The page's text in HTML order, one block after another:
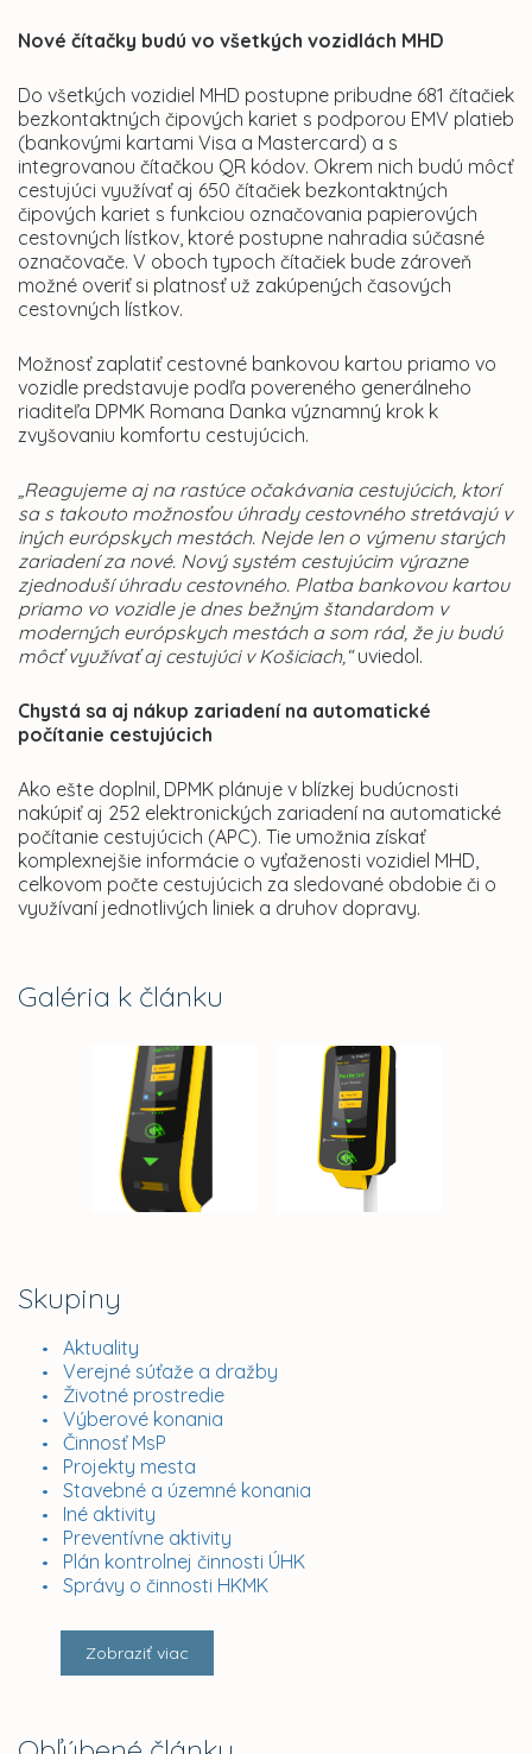
Galéria k článku
Skupiny
Aktuality
Verejné súťaže a dražby
Životné prostredie
Výberové konania
Činnosť MsP
Projekty mesta
Stavebné a územné konania
Iné aktivity
Preventívne aktivity
Plán kontrolnej činnosti ÚHK
Správy o činnosti HKMK
Zobraziť viac
Nové čítačky budú vo všetkých vozidlách MHD
Do všetkých vozidiel MHD postupne pribudne 681 čítačiek
bezkontaktných čipových kariet s podporou EMV platieb
(bankovými kartami Visa a Mastercard) a s
integrovanou čítačkou QR kódov. Okrem nich budú môcť
cestujúci využívať aj 650 čítačiek bezkontaktných
čipových kariet s funkciou označovania papierových
cestovných lístkov, ktoré postupne nahradia súčasné
označovače. V oboch typoch čítačiek bude zároveň
možné overiť si platnosť už zakúpených časových
cestovných lístkov.
Možnosť zaplatiť cestovné bankovou kartou priamo vo
vozidle predstavuje podľa povereného generálneho
riaditeľa DPMK Romana Danka významný krok k
zvyšovaniu komfortu cestujúcich.
„Reagujeme aj na rastúce očakávania cestujúcich, ktorí
sa s takouto možnosťou úhrady cestovného stretávajú v
iných európskych mestách. Nejde len o výmenu starých
zariadení za nové. Nový systém cestujúcim výrazne
zjednoduší úhradu cestovného. Platba bankovou kartou
priamo vo vozidle je dnes bežným štandardom v
moderných európskych mestách a som rád, že ju budú
môcť využívať aj cestujúci v Košiciach,“uviedol.
Chystá sa aj nákup zariadení na automatické
počítanie cestujúcich
Ako ešte doplnil, DPMK plánuje v blízkej budúcnosti
nakúpiť aj 252 elektronických zariadení na automatické
počítanie cestujúcich (APC). Tie umožnia získať
komplexnejšie informácie o vyťaženosti vozidiel MHD,
celkovom počte cestujúcich za sledované obdobie či o
využívaní jednotlivých liniek a druhov dopravy.